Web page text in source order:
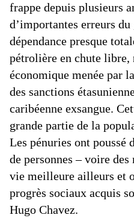
frappe depuis plusieurs
d’importantes erreurs
dépendance presque
pétrolière en chute libre,
économique menée par
des sanctions
caribéenne exsangue.
grande partie de la
Les pénuries ont poussé
de personnes – voire
vie meilleure ailleurs et
progrès sociaux acquis
Hugo ­Chavez.